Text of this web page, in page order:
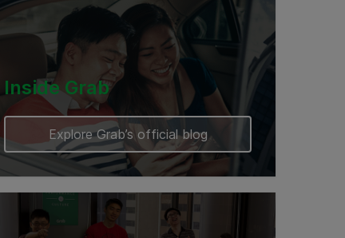
Inside Grab
Explore Grab’s official blog